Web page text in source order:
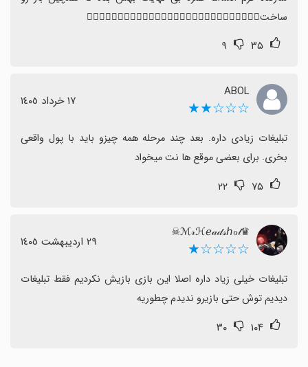
پیشنهاد می‌شود محتوا و قابلیت‌های آنلاین بیشتر، تعادل
به تجربه کلی کمک کند.
ساخت👍🏻👍🏻👍🏻👍🏻👍🏻👍🏻👍🏻👍🏻👍🏻👍🏻👍🏻👍🏻👍🏻👍🏻
۳۵ ۹
ABOL
☆☆☆★★ ١٧ خرداد ١٤٠٥
بخری. برای بعضی موقع ها نت میخواد
۷۵ ۲۲
♛ℳ𝓇ℋℯ𝒶𝒹𝓈ℎℴ𝓉☠
☆☆☆☆★ ٢٩ اردیبهشت ١٤٠٥
دیدیم توش حتی بازیرو ندیدم چطوریه
۱۰۴ ۳۰